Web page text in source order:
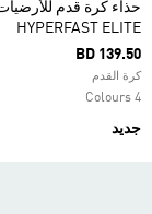
HYPERFAST ELITE
BD 139.50
كرة القدم
4 Colours
جديد